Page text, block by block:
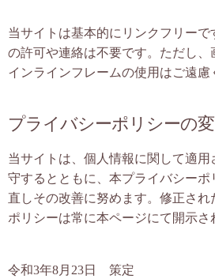
当サイトは基本的にリンクフリー
の許可や連絡は不要です。ただし、
インラインフレームの使用はご遠慮
プライバシーポリシーの
当サイトは、個人情報に関して適
守するとともに、本プライバシーポ
直しその改善に努めます。修正さ
ポリシーは常に本ページにて開示さ
令和3年8月23日 策定